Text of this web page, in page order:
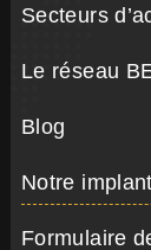
Secteurs
Le réseau
Blog
Notre
Formulaire